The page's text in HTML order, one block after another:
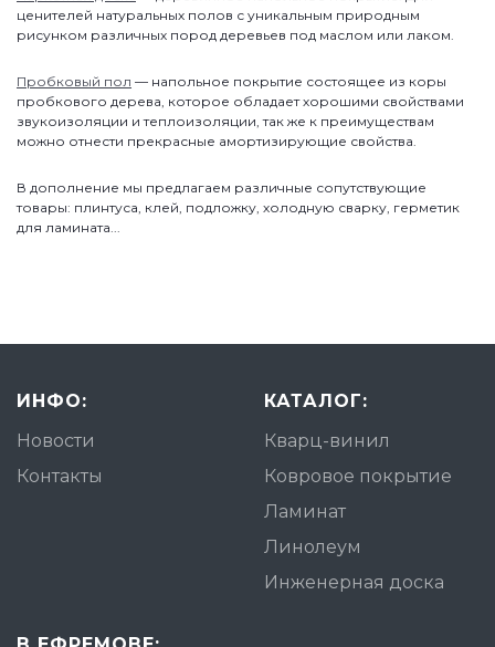
ценителей натуральных полов с уникальным природным
рисунком различных пород деревьев под маслом или лаком.
Пробковый пол — напольное покрытие состоящее из коры
пробкового дерева, которое обладает хорошими свойствами
звукоизоляции и теплоизоляции, так же к преимуществам
можно отнести прекрасные амортизирующие свойства.
В дополнение мы предлагаем различные сопутствующие
товары: плинтуса, клей, подложку, холодную сварку, герметик
для ламината...
ИНФО:
Новости
Контакты
КАТАЛОГ:
Кварц-винил
Ковровое покрытие
Ламинат
Линолеум
Инженерная доска